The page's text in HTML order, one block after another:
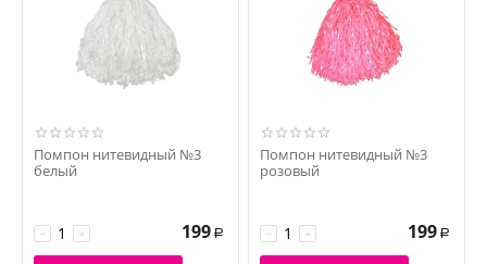
Помпон нитевидный №3
белый
+
− 199 Р
Помпон нитевидный №3
розовый
+
− 199 Р